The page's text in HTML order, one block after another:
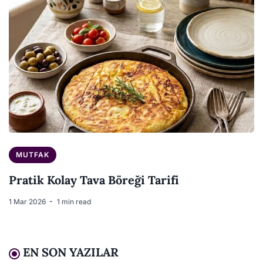
MUTFAK
Pratik Kolay Tava Böreği Tarifi
1 Mar 2026 1 min read
EN SON YAZILAR